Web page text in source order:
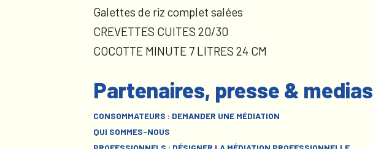
Galettes de riz complet salées
CREVETTES CUITES 20/30
COCOTTE MINUTE 7 LITRES 24 CM
Partenaires, presse & medias
CONSOMMATEURS : DEMANDER UNE MÉDIATION
QUI SOMMES-NOUS